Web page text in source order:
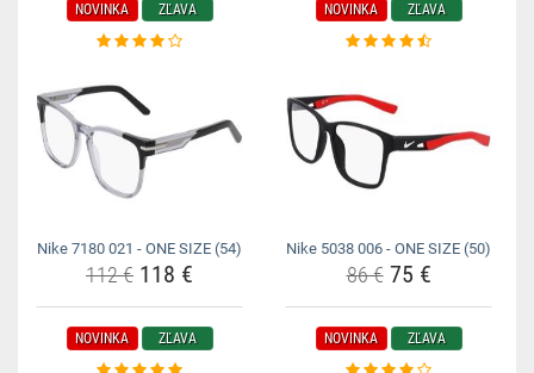
NOVINKA ZĽAVA
Nike 7180 021 - ONE SIZE (54)
112 € 118 €
NOVINKA ZĽAVA
Nike 5038 006 - ONE SIZE (50)
86 €75 €
NOVINKA ZĽAVA NOVINKA ZĽAVA